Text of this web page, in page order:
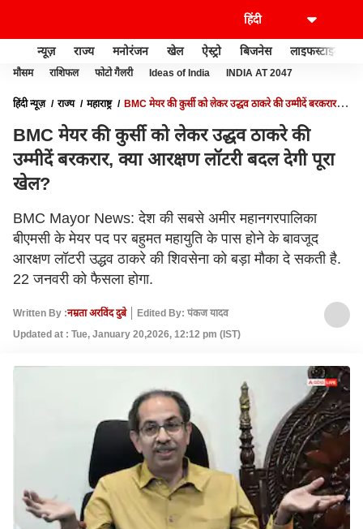
न्यूज़ राज्य मनोरंजन खेल ऐस्ट्रो बिजनेस लाइफस्टाइल
मौसम राशिफल फोटो गैलरी Ideas of India INDIA AT 2047
हिंदी न्यूज़ राज्य महाराष्ट्र
BMC मेयर की कुर्सी को लेकर उद्धव ठाकरे की उम्मीदें बरकरार,
BMC मेयर की कुर्सी को लेकर उद्धव ठाकरे की
उम्मीदें बरकरार, क्या आरक्षण लॉटरी बदल देगी पूरा
खेल?
BMC Mayor News: देश की सबसे अमीर महानगरपालिका
बीएमसी के मेयर पद पर बहुमत महायुति के पास होने के बावजूद
आरक्षण लॉटरी उद्धव ठाकरे की शिवसेना को बड़ा मौका दे सकती है.
22 जनवरी को फैसला होगा.
Written By :नम्रता अरविंद दुबे
Edited By: पंकज यादव
Updated at : Tue, January 20,2026, 12:12 pm (IST)